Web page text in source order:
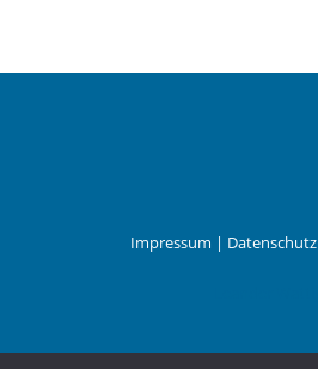
Impressum | Datenschutz